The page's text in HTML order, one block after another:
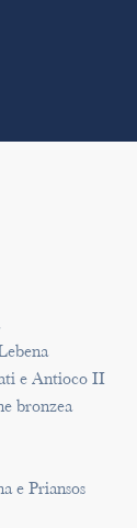
e Antioco II
bronzea
e Priansos